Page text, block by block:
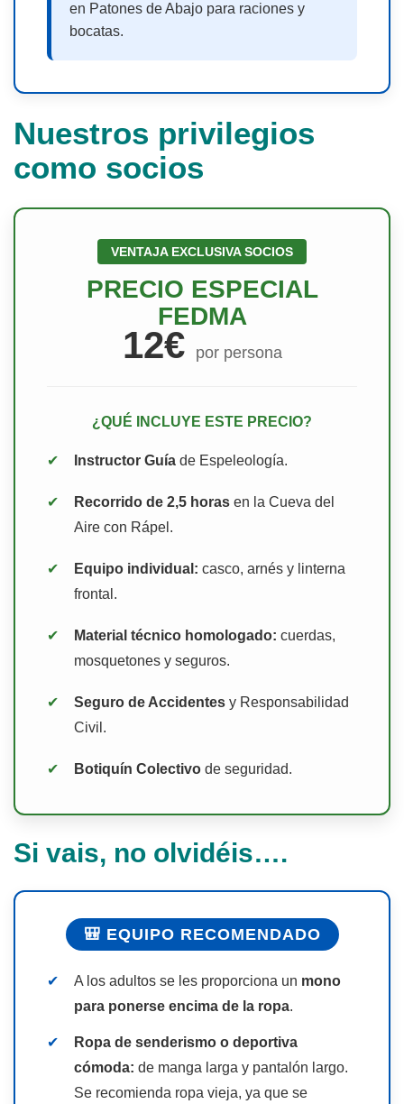
en Patones de Abajo para raciones y
bocatas.
Nuestros privilegios
como socios
VENTAJA EXCLUSIVA SOCIOS
PRECIO ESPECIAL
FEDMA
12€ por persona
¿QUÉ INCLUYE ESTE PRECIO?
✔ Instructor Guía de Espeleología.
✔ Recorrido de 2,5 horas en la Cueva del
Aire con Rápel.
✔ Equipo individual: casco, arnés y linterna
frontal.
✔ Material técnico homologado: cuerdas,
mosquetones y seguros.
✔ Seguro de Accidentes y Responsabilidad
Civil.
✔ Botiquín Colectivo de seguridad.
Si vais, no olvidéis….
🎒 EQUIPO RECOMENDADO
✔ A los adultos se les proporciona un mono
para ponerse encima de la ropa.
✔
Ropa de senderismo o deportiva
cómoda: de manga larga y pantalón largo.
Se recomienda ropa vieja, ya que se